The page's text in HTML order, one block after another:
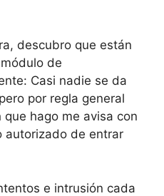
descubro que están
de
Casi nadie se da
por regla general
hago me avisa con
autorizado de entrar
e intrusión cada